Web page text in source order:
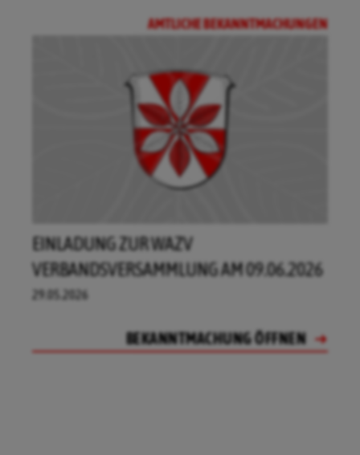
AMTLICHE BEKANNTMACHUNGEN
EINLADUNG ZUR WAZV
VERBANDSVERSAMMLUNG AM 09.06.2026
29.05.2026
BEKANNTMACHUNG ÖFFNEN
WEITERE INFOS
BEKANNTMACHUNG ÖFFNEN